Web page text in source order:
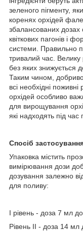
зеленого пігменту,
коренях орхідей
збалансованих
квіткових пагонів і
системи. Правильно
тривалий час. Велику
без яких знижується
Таким чином,
всі необхідні
орхідей особливо
для вирощування
які надходять під час
Спосіб
Упаковка містить
вимірювання дози
дозування залежно
для поливу:
І рівень - доза 7 мл
Рівень II - доза 14 мл